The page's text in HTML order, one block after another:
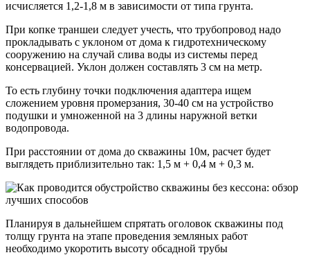
исчисляется 1,2-1,8 м в зависимости от типа грунта.
При копке траншеи следует учесть, что трубопровод надо
прокладывать с уклоном от дома к гидротехническому
сооружению на случай слива воды из системы перед
консервацией. Уклон должен составлять 3 см на метр.
То есть глубину точки подключения адаптера ищем
сложением уровня промерзания, 30-40 см на устройство
подушки и умноженной на 3 длины наружной ветки
водопровода.
При расстоянии от дома до скважины 10м, расчет будет
выглядеть приблизительно так: 1,5 м + 0,4 м + 0,3 м.
Планируя в дальнейшем спрятать оголовок скважины под
толщу грунта на этапе проведения земляных работ
необходимо укоротить высоту обсадной трубы